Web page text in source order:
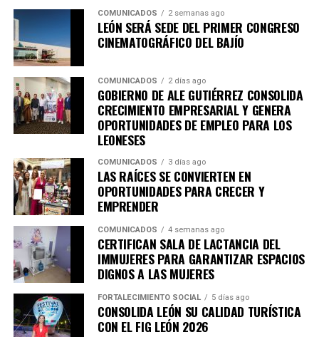
COMUNICADOS 2 semanas ago
LEÓN SERÁ SEDE DEL PRIMER CONGRESO
CINEMATOGRÁFICO DEL BAJÍO
COMUNICADOS 2 días ago
GOBIERNO DE ALE GUTIÉRREZ CONSOLIDA
CRECIMIENTO EMPRESARIAL Y GENERA
OPORTUNIDADES DE EMPLEO PARA LOS
LEONESES
COMUNICADOS 3 días ago
LAS RAÍCES SE CONVIERTEN EN
OPORTUNIDADES PARA CRECER Y
EMPRENDER
COMUNICADOS 4 semanas ago
CERTIFICAN SALA DE LACTANCIA DEL
IMMUJERES PARA GARANTIZAR ESPACIOS
DIGNOS A LAS MUJERES
FORTALECIMIENTO SOCIAL 5 días ago
CONSOLIDA LEÓN SU CALIDAD TURÍSTICA
CON EL FIG LEÓN 2026